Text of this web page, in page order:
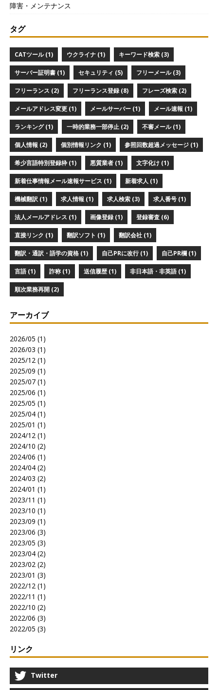
障害・メンテナンス
タグ
CATツール (1) ウクライナ (1) キーワード検索 (3)
サーバー証明書 (1) セキュリティ (5) フリーメール (3)
フリーランス (2) フリーランス登録 (8) フレーズ検索 (2)
メールアドレス変更 (1) メールサーバー (1) メール速報 (1)
ランキング (1) 一時的業務一部停止 (2) 不審メール (1)
個人情報 (2) 個別情報リンク (1) 参照回数超過メッセージ (1)
希少言語特別登録枠 (1) 悪質業者 (1) 文字化け (1)
新着仕事情報メール速報サービス (1) 新着求人 (1)
機械翻訳 (1) 求人情報 (1) 求人検索 (3) 求人番号 (1)
法人メールアドレス (1) 画像登録 (1) 登録審査 (6)
直接リンク (1) 翻訳ソフト (1) 翻訳会社 (1)
翻訳・通訳・語学の資格 (1) 自己PRに改行 (1) 自己PR欄 (1)
言語 (1) 詐称 (1) 送信履歴 (1) 非日本語・非英語 (1)
順次業務再開 (2)
アーカイブ
2026/05 (1)
2026/03 (1)
2025/12 (1)
2025/09 (1)
2025/07 (1)
2025/06 (1)
2025/05 (1)
2025/04 (1)
2025/01 (1)
2024/12 (1)
2024/10 (2)
2024/06 (1)
2024/04 (2)
2024/03 (2)
2024/01 (1)
2023/11 (1)
2023/10 (1)
2023/09 (1)
2023/06 (3)
2023/05 (3)
2023/04 (2)
2023/02 (2)
2023/01 (3)
2022/12 (1)
2022/11 (1)
2022/10 (2)
2022/06 (3)
2022/05 (3)
リンク
Twitter